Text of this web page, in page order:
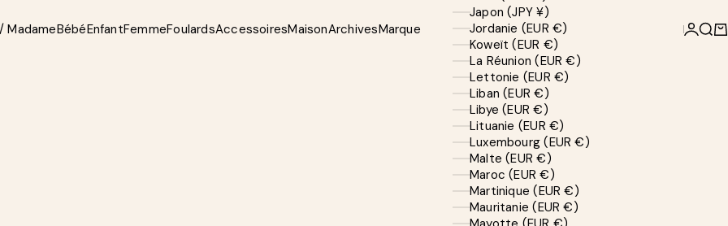
MadameBébéEnfantFemmeFoulardsAccessoiresMaisonArchivesMarque
Japon (JPY ¥)
Jordanie (EUR €)
Koweït (EUR €)
La Réunion (EUR €)
Lettonie (EUR €)
Liban (EUR €)
Libye (EUR €)
Lituanie (EUR €)
Luxembourg (EUR €)
Malte (EUR €)
Maroc (EUR €)
Martinique (EUR €)
Mauritanie (EUR €)